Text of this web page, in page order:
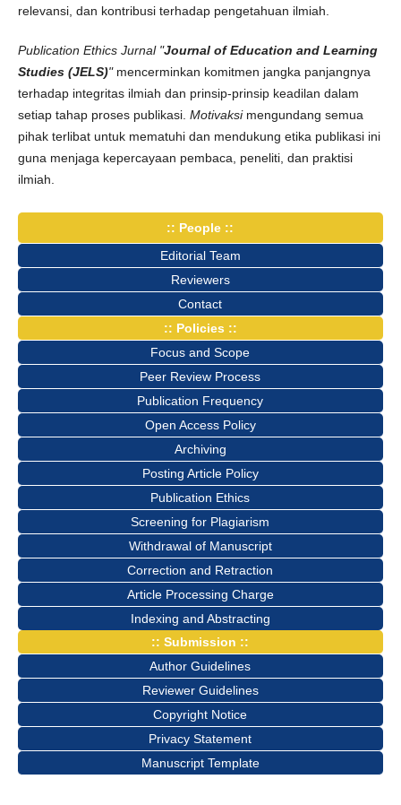
relevansi, dan kontribusi terhadap pengetahuan ilmiah.
Publication Ethics Jurnal "Journal of Education and Learning
Studies (JELS)"mencerminkan komitmen jangka panjangnya
terhadap integritas ilmiah dan prinsip-prinsip keadilan dalam
setiap tahap proses publikasi. Motivaksimengundang semua
pihak terlibat untuk mematuhi dan mendukung etika publikasi ini
guna menjaga kepercayaan pembaca, peneliti, dan praktisi
ilmiah.
:: People ::
Editorial Team
Reviewers
Contact
:: Policies ::
Focus and Scope
Peer Review Process
Publication Frequency
Open Access Policy
Archiving
Posting Article Policy
Publication Ethics
Screening for Plagiarism
Withdrawal of Manuscript
Correction and Retraction
Article Processing Charge
Indexing and Abstracting
:: Submission ::
Author Guidelines
Reviewer Guidelines
Copyright Notice
Privacy Statement
Manuscript Template